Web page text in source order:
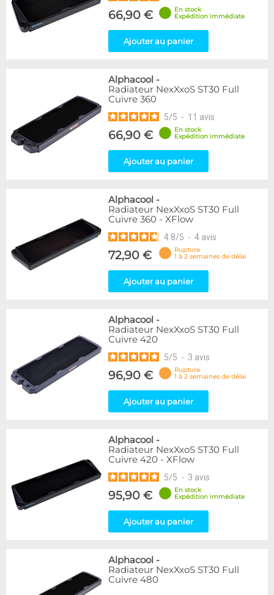
66,90 €
En stock
Expédition immédiate
Ajouter au panier
Alphacool -
Radiateur NexXxoS ST30 Full
Cuivre 360
5/5 - 11 avis
66,90 €
En stock
Expédition immédiate
Ajouter au panier
Alphacool -
Radiateur NexXxoS ST30 Full
Cuivre 360 - XFlow
4.8/5 - 4 avis
72,90 €
Rupture
1 à 2 semaines de délai
Ajouter au panier
Alphacool -
Radiateur NexXxoS ST30 Full
Cuivre 420
5/5 - 3 avis
96,90 €
Rupture
1 à 2 semaines de délai
Ajouter au panier
Alphacool -
Radiateur NexXxoS ST30 Full
Cuivre 420 - XFlow
5/5 - 3 avis
95,90 €
En stock
Expédition immédiate
Ajouter au panier
Alphacool -
Radiateur NexXxoS ST30 Full
Cuivre 480